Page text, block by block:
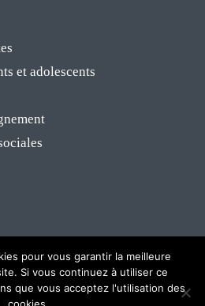
et adolescents
Laborit |Mentions légales|Plan du site
pour vous garantir la meilleure
Si vous continuez à utiliser ce
que vous acceptez l'utilisation des